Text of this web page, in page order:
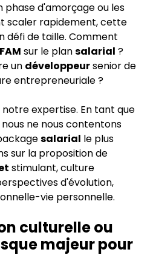
phase d'amorçage ou les
scaler rapidement, cette
défi de taille. Comment
sur le plansalarial ?
un développeursenior de
entrepreneuriale ?
expertise. En tant que
nous ne nous contentons
salarial le plus
sur la proposition de
stimulant, culture
d'évolution,
vie personnelle.
culturelle ou
majeur pour